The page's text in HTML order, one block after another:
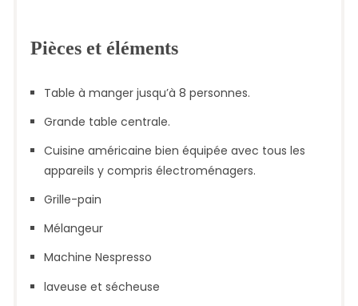
Pièces et éléments
Table à manger jusqu’à 8 personnes.
Grande table centrale.
Cuisine américaine bien équipée avec tous les
appareils y compris électroménagers.
Grille-pain
Mélangeur
Machine Nespresso
laveuse et sécheuse